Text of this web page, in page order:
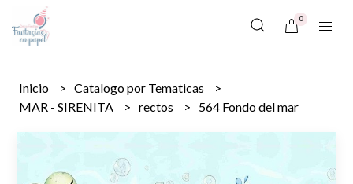
0
Inicio
Catalogo por Tematicas
MAR - SIRENITA
rectos 564 Fondo del mar